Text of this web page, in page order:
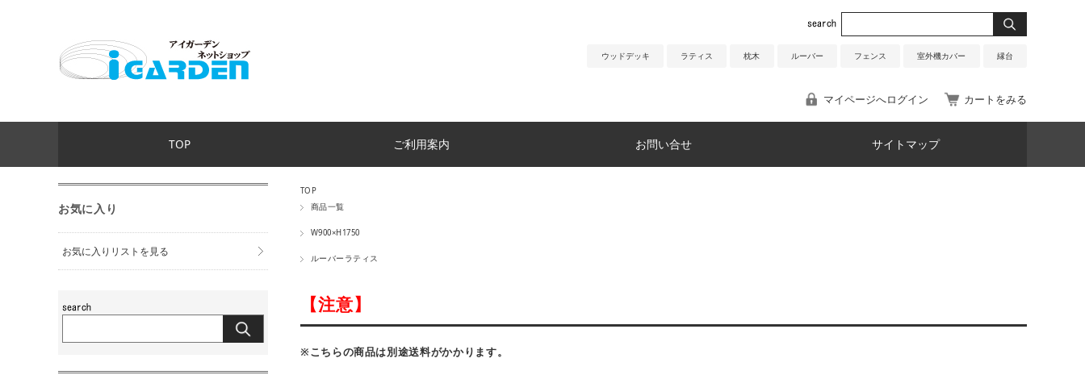
ウッドデッキ ラティス 枕木 ルーバー フェンス 室外機カバー 縁台
マイページへログイン カートをみる
TOP ご利用案内 お問い合せ サイトマップ
TOP
商品一覧
W900×H1750
ルーバーラティス
【注意】
※こちらの商品は別途送料がかかります。
お気に入り
お気に入りリストを見る